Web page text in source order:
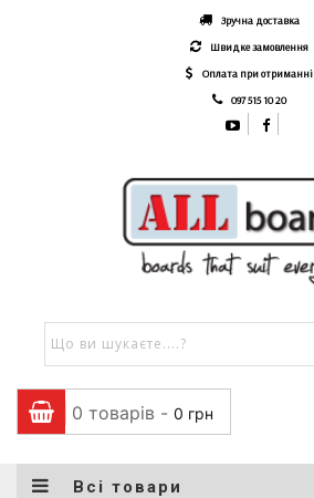
Зручна доставка
Швидке замовлення
Оплата при отриманні
097 515 10 20
0 товарів - 0 грн
Всі товари